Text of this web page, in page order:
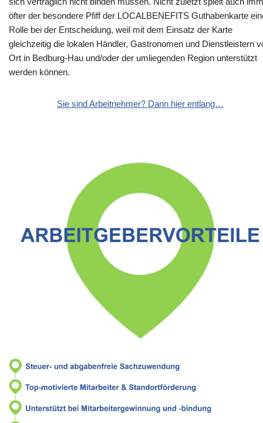
öfter der besondere Pfiff der LOCALBENEFITS Guthabenkarte
Rolle bei der Entscheidung, weil mit dem Einsatz der Karte
gleichzeitig die lokalen Händler, Gastronomen und Dienstleistern
Ort in Bedburg-Hau und/oder der umliegenden Region unterstützt
werden können.
Sie sind Arbeitnehmer? Dann hier entlang…